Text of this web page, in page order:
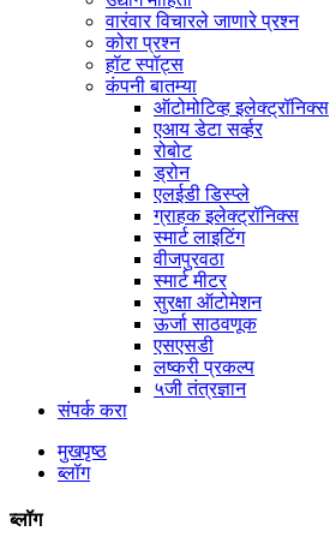
वारंवार विचारले जाणारे प्रश्न
कोरा प्रश्न
हॉट स्पॉट्स
कंपनी बातम्या
ऑटोमोटिव्ह इलेक्ट्रॉनिक्स
एआय डेटा सर्व्हर
रोबोट
ड्रोन
एलईडी डिस्प्ले
ग्राहक इलेक्ट्रॉनिक्स
स्मार्ट लाइटिंग
वीजपुरवठा
स्मार्ट मीटर
सुरक्षा ऑटोमेशन
ऊर्जा साठवणूक
एसएसडी
लष्करी प्रकल्प
५जी तंत्रज्ञान
संपर्क करा
मुखपृष्ठ
ब्लॉग
ब्लॉग